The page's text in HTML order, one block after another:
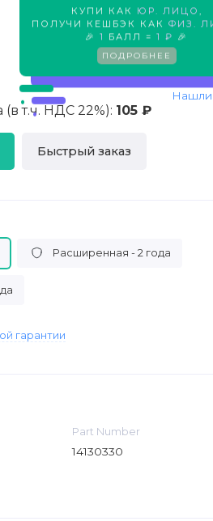
КУПИ КАК ЮР. ЛИЦО
ПОЛУЧИ КЕШБЭК КАК ФИЗ.
🎉 1 БАЛЛ = 1 ₽ 🎉
ПОДРОБНЕЕ
т.ч. НДС 22%): 105 ₽
Быстрый заказ
Расширенная - 2 года
гарантии
Part Number
14130330